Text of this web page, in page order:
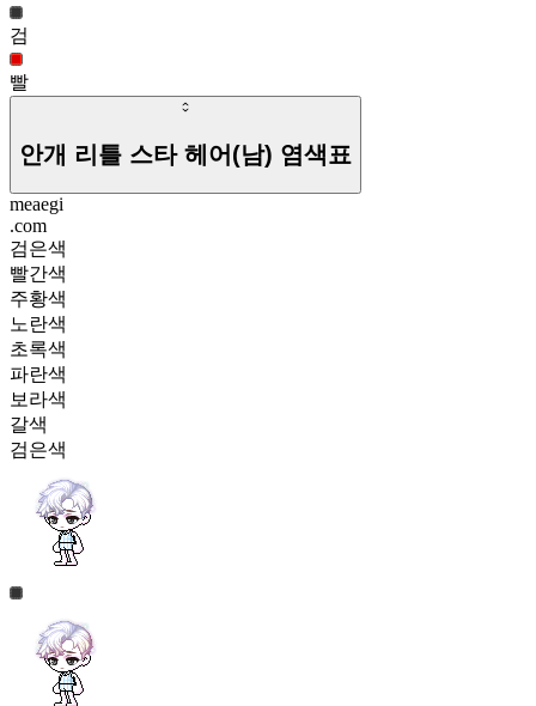
검
빨
안개 리틀 스타 헤어(남) 염색표
meaegi
.com
검은색
빨간색
주황색
노란색
초록색
파란색
보라색
갈색
검은색